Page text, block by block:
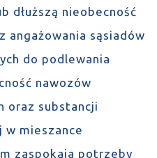
dłuższą nieobecność
angażowania sąsiadów
do podlewania
nawozów
oraz substancji
w mieszance
zaspokaja potrzeby